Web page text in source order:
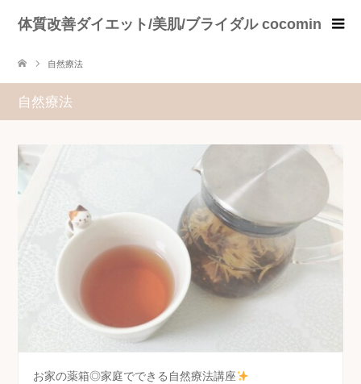
体質改善ダイエット/美肌/ブライダル cocomin
自然療法
自然療法
お家の薬箱◎家庭でできる自然療法講座